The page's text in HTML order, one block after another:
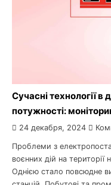
Сучасні технології в
потужності:
24 декабря, 2024
Проблеми з
воєнних дій на території
Однією стало повсюдне